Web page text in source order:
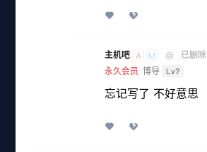
主机吧 A M @
已删除
永久会员 博导 Lv7
忘记写了 不好意思